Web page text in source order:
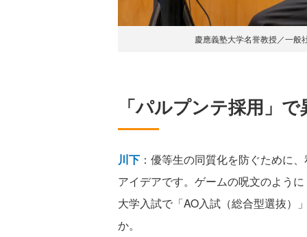
慶應義塾大学名誉教授／一般
「パルプンテ採用」
川下 ：優等生の同質化を防ぐために
アイデアです。ゲームの呪文のよう
大学入試で「AO入試（総合型選抜）
か。